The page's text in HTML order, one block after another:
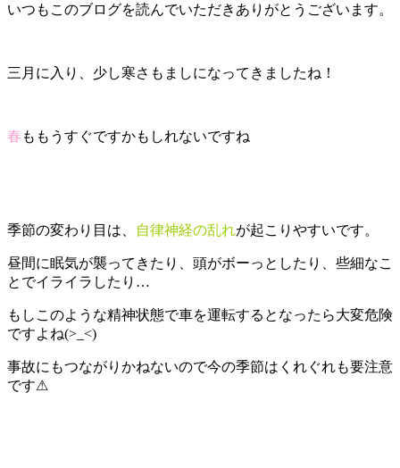
いつもこのブログを読んでいただきありがとうございます。
三月に入り、少し寒さもましになってきましたね！
春 ももうすぐですかもしれないですね
季節の変わり目は、 自律神経の乱れが起こりやすいです。
昼間に眠気が襲ってきたり、頭がボーっとしたり、些細なこ
とでイライラしたり…
もしこのような精神状態で車を運転するとなったら大変危険
ですよね(>_<)
事故にもつながりかねないので今の季節はくれぐれも要注意
です⚠